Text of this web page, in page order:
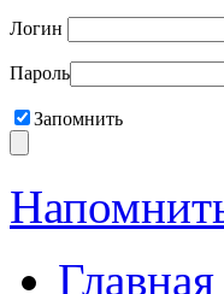
Логин
Пароль
Запомнить
Главная